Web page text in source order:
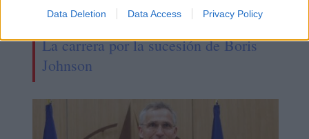
Data Deletion Data Access Privacy Policy
La carrera por la sucesión de Boris
Johnson